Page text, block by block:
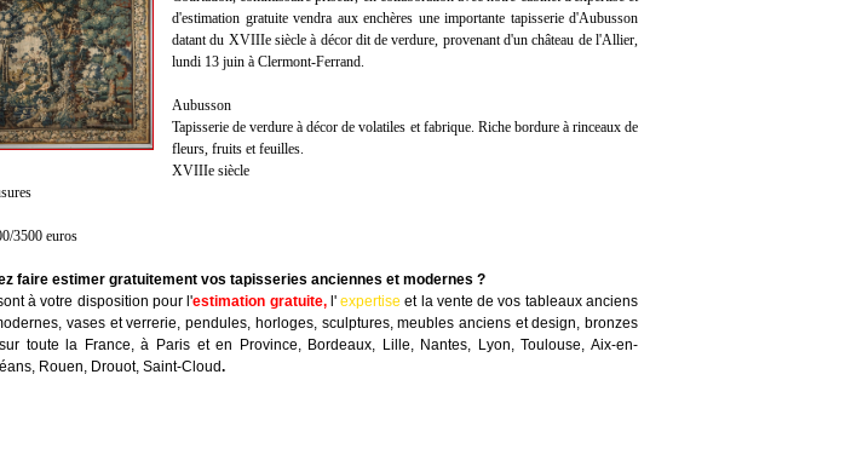
d'estimation gratuite vendra aux enchères une importante tapisserie d'Aubusson
datant du XVIIIe siècle à décor dit de verdure, provenant d'un château de l'Allier,
lundi 13 juin à Clermont-Ferrand.
Aubusson
Tapisserie de verdure à décor de volatiles et fabrique. Riche bordure à rinceaux de
fleurs, fruits et feuilles.
XVIIIe siècle
3500 euros
faire estimer gratuitement vos tapisseries anciennes et modernes ?
à votre disposition pour l'estimation gratuite, l'expertise et la vente de vos tableaux anciens
vases et verrerie, pendules, horloges, sculptures, meubles anciens et design, bronzes
toute la France, à Paris et en Province, Bordeaux, Lille, Nantes, Lyon, Toulouse, Aix-en-
Rouen, Drouot, Saint-Cloud.